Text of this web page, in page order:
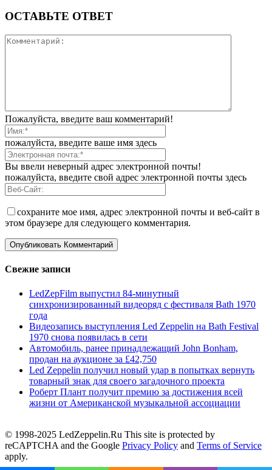
ОСТАВЬТЕ ОТВЕТ
Пожалуйста, введите ваш комментарий!
пожалуйста, введите ваше имя здесь
Вы ввели неверный адрес электронной почты!
пожалуйста, введите свой адрес электронной почты здесь
сохраните мое имя, адрес электронной почты и веб-сайт в
этом браузере для следующего комментария.
Свежие записи
LedZepFilm выпустил 84-минутный
синхронизированный видеоряд с фестиваля Bath 1970
года
Видеозапись выступления Led Zeppelin на Bath Festival
1970 снова появилась в сети
Автомобиль, ранее принадлежащий John Bonham,
продан на аукционе за £42,750
Led Zeppelin получил новый удар в попытках вернуть
товарный знак для своего загадочного проекта
Роберт Плант получит премию за достижения всей
жизни от Американской музыкальной ассоциации
© 1998-2025 LedZeppelin.Ru This site is protected by
reCAPTCHA and the Google Privacy Policy and Terms of Service
apply.